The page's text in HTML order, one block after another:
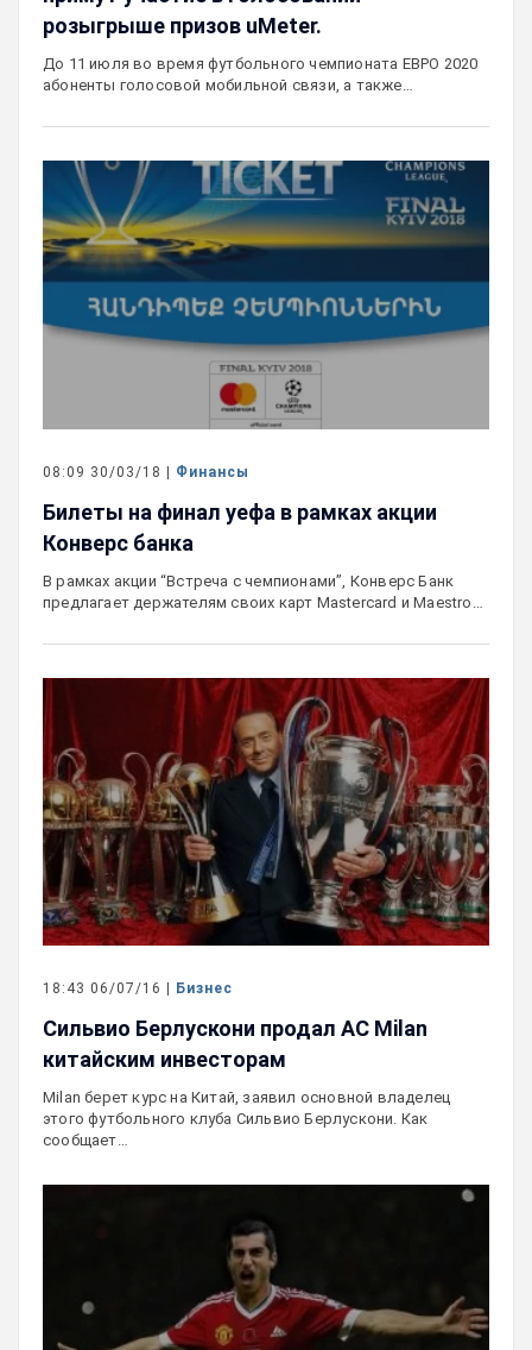
розыгрыше призов uMeter.
До 11 июля во время футбольного чемпионата ЕВРО 2020
абоненты голосовой мобильной связи, а также…
08:09 30/03/18 | Финансы
Билеты на финал уефа в рамках акции
Конверс банка
В рамках акции “Встреча с чемпионами”, Конверс Банк
предлагает держателям своих карт Mastercard и Maestro…
18:43 06/07/16 | Бизнес
Сильвио Берлускони продал AC Milan
китайским инвесторам
Milan берет курс на Китай, заявил основной владелец
этого футбольного клуба Сильвио Берлускони. Как
сообщает…